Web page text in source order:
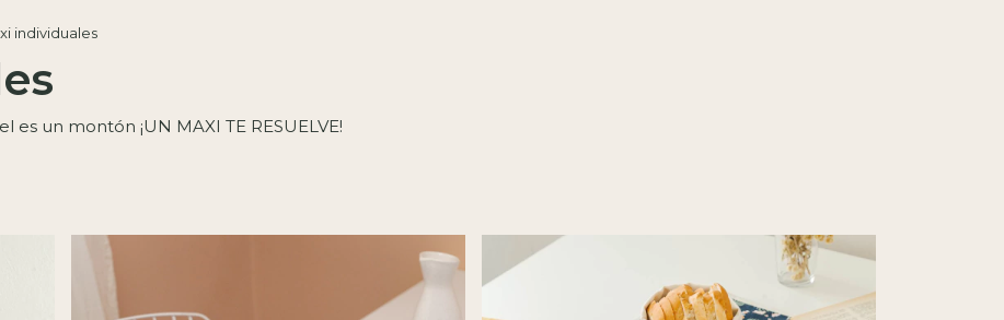
individuales
un montón ¡UN MAXI TE RESUELVE!